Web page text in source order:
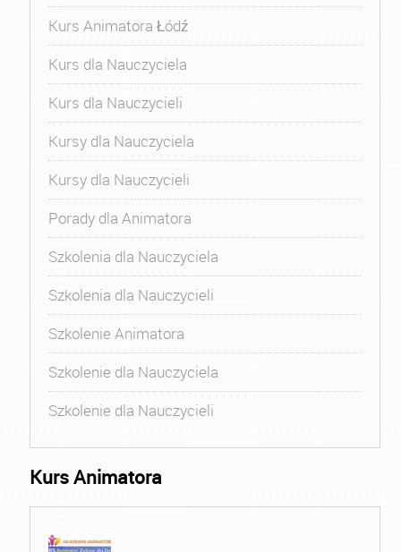
Kurs Animatora Łódź
Kurs dla Nauczyciela
Kurs dla Nauczycieli
Kursy dla Nauczyciela
Kursy dla Nauczycieli
Porady dla Animatora
Szkolenia dla Nauczyciela
Szkolenia dla Nauczycieli
Szkolenie Animatora
Szkolenie dla Nauczyciela
Szkolenie dla Nauczycieli
Kurs Animatora